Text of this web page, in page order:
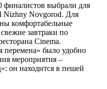
финалистов выбрали для
Nizhny Novgorod. Для
комфортабельные
завтраки по
Cinema.
перемена» было удобно
мероприятия –
он находится в пешей